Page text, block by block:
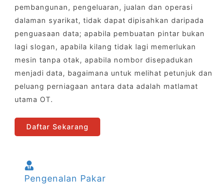
pembangunan, pengeluaran, jualan dan operasi
dalaman syarikat, tidak dapat dipisahkan daripada
penguasaan data; apabila pembuatan pintar bukan
lagi slogan, apabila kilang tidak lagi memerlukan
mesin tanpa otak, apabila nombor disepadukan
menjadi data, bagaimana untuk melihat petunjuk dan
peluang perniagaan antara data adalah matlamat
utama OT.
Daftar Sekarang
Pengenalan Pakar